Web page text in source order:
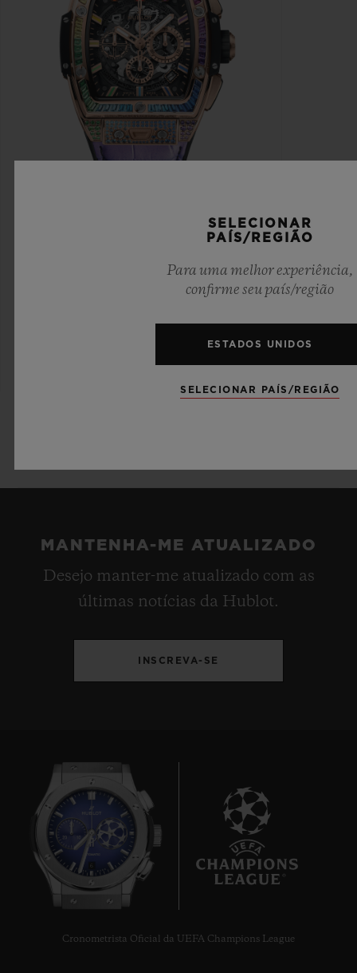
MANTENHA-ME ATUALIZADO
Desejo manter-me atualizado com as
últimas notícias da Hublot.
INSCREVA-SE
Cronometrista Oficial da UEFA Champions League
SELECIONAR
PAÍS/REGIÃO
Para uma melhor experiência,
confirme seu país/região
ESTADOS UNIDOS
SELECIONAR PAÍS/REGIÃO